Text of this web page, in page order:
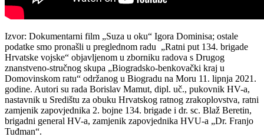
Izvor: Dokumentarni film „Suza u oku“ Igora Dominisa; ostale
podatke smo pronašli u preglednom radu „Ratni put 134. brigade
Hrvatske vojske“ objavljenom u zborniku radova s Drugog
znanstveno-stručnog skupa „Biogradsko-benkovački kraj u
Domovinskom ratu“ održanog u Biogradu na Moru 11. lipnja 2021.
godine. Autori su rada Borislav Mamut, dipl. uč., pukovnik HV-a,
nastavnik u Središtu za obuku Hrvatskog ratnog zrakoplovstva, ratni
zamjenik zapovjednika 2. bojne 134. brigade i dr. sc. Blaž Beretin,
brigadni general HV-a, zamjenik zapovjednika HVU-a „Dr. Franjo
Tuđman“.